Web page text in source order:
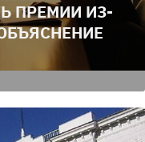
ПРЕМИИ ИЗ-